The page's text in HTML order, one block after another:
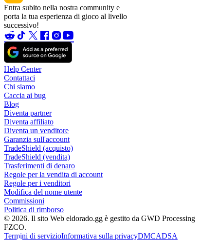
Entra subito nella nostra community e
porta la tua esperienza di gioco al livello
successivo!
Help Center
Contattaci
Chi siamo
Caccia ai bug
Blog
Diventa partner
Diventa affiliato
Diventa un venditore
Garanzia sull'account
TradeShield (acquisto)
TradeShield (vendita)
Trasferimenti di denaro
Regole per la vendita di account
Regole per i venditori
Modifica del nome utente
Commissioni
Politica di rimborso
© 2026. Il sito Web eldorado.gg è gestito da GWD Processing
FZCO.
Termini di servizioInformativa sulla privacyDMCADSA